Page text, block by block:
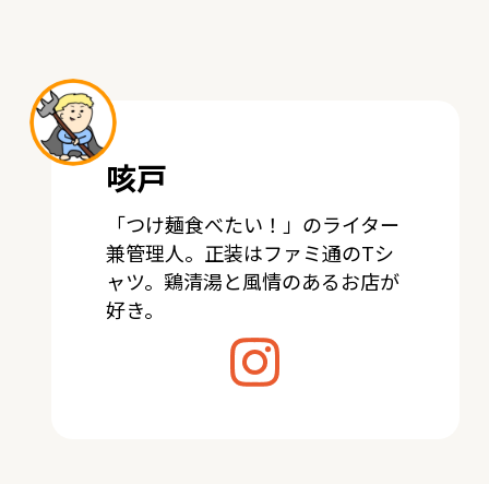
咳戸
「つけ麺食べたい！」のライター
兼管理人。正装はファミ通のTシ
ャツ。鶏清湯と風情のあるお店が
好き。